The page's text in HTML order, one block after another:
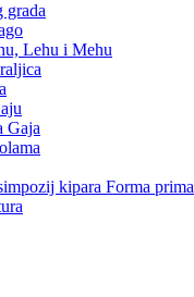
grada
Lehu i Mehu
Gaja
kipara Forma prima